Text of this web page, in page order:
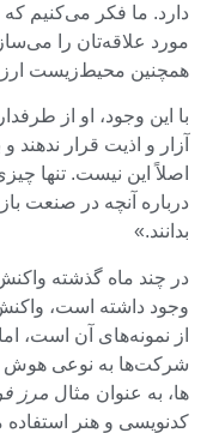
دارد. ما فکر می‌کنیم که
مورد علاقه‌تان را
همچنین محیط‌زیست
با این وجود، او از
آزار و اذیت قرار ندهند
اصلاً این نیست. تنها
درباره آنچه در صنعت
بدانند.»
در چند ماه گذشته
از نمونه‌های آن است،
شرکت‌ها به نوعی هوش
ها، به عنوان مثال مرز
کدنویسی و هنر